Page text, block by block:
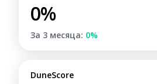
0%
За 3 месяца: 0%
DuneScore